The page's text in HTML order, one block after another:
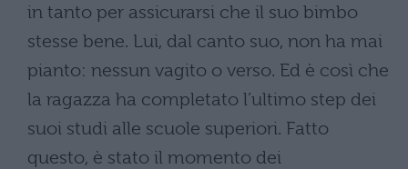
in tanto per assicurarsi che il suo bimbo
stesse bene. Lui, dal canto suo, non ha mai
pianto: nessun vagito o verso. Ed è così che
la ragazza ha completato l’ultimo step dei
suoi studi alle scuole superiori. Fatto
questo, è stato il momento dei